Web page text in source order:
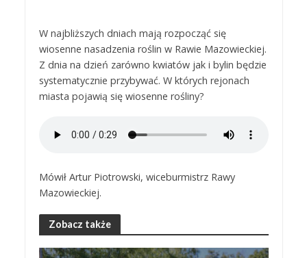
W najbliższych dniach mają rozpocząć się
wiosenne nasadzenia roślin w Rawie Mazowieckiej.
Z dnia na dzień zarówno kwiatów jak i bylin będzie
systematycznie przybywać. W których rejonach
miasta pojawią się wiosenne rośliny?
Mówił Artur Piotrowski, wiceburmistrz Rawy
Mazowieckiej.
Zobacz także